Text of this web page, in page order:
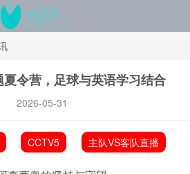
令营，足球与英语学习结合
2026-05-31
CCTV5 主队VS客队直播